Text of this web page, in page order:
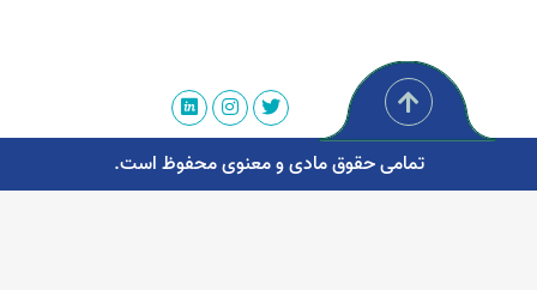
تمامی حقوق مادی و معنوی محفوظ است.